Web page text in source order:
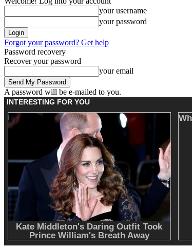
your username
your password
Forgot your password? Get help
Password recovery
Recover your password
your email
A password will be e-mailed to you.